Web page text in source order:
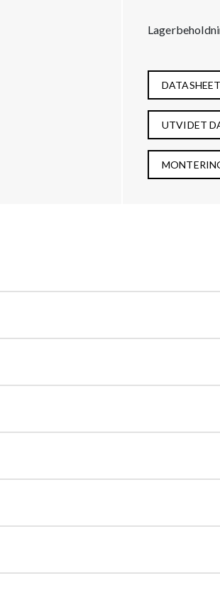
UTVIDET